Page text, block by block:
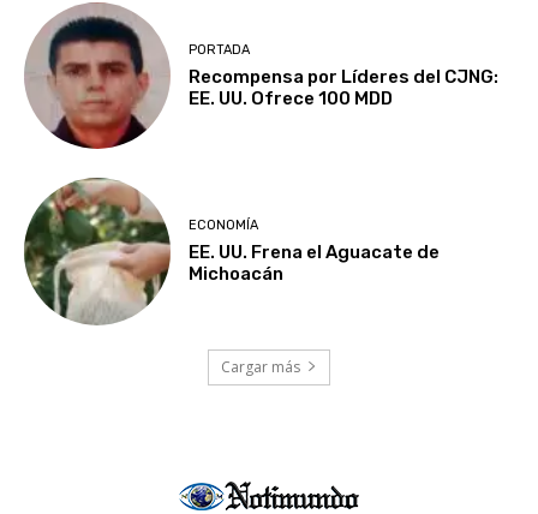
PORTADA
Recompensa por Líderes del CJNG:
EE. UU. Ofrece 100 MDD
ECONOMÍA
EE. UU. Frena el Aguacate de
Michoacán
Cargar más